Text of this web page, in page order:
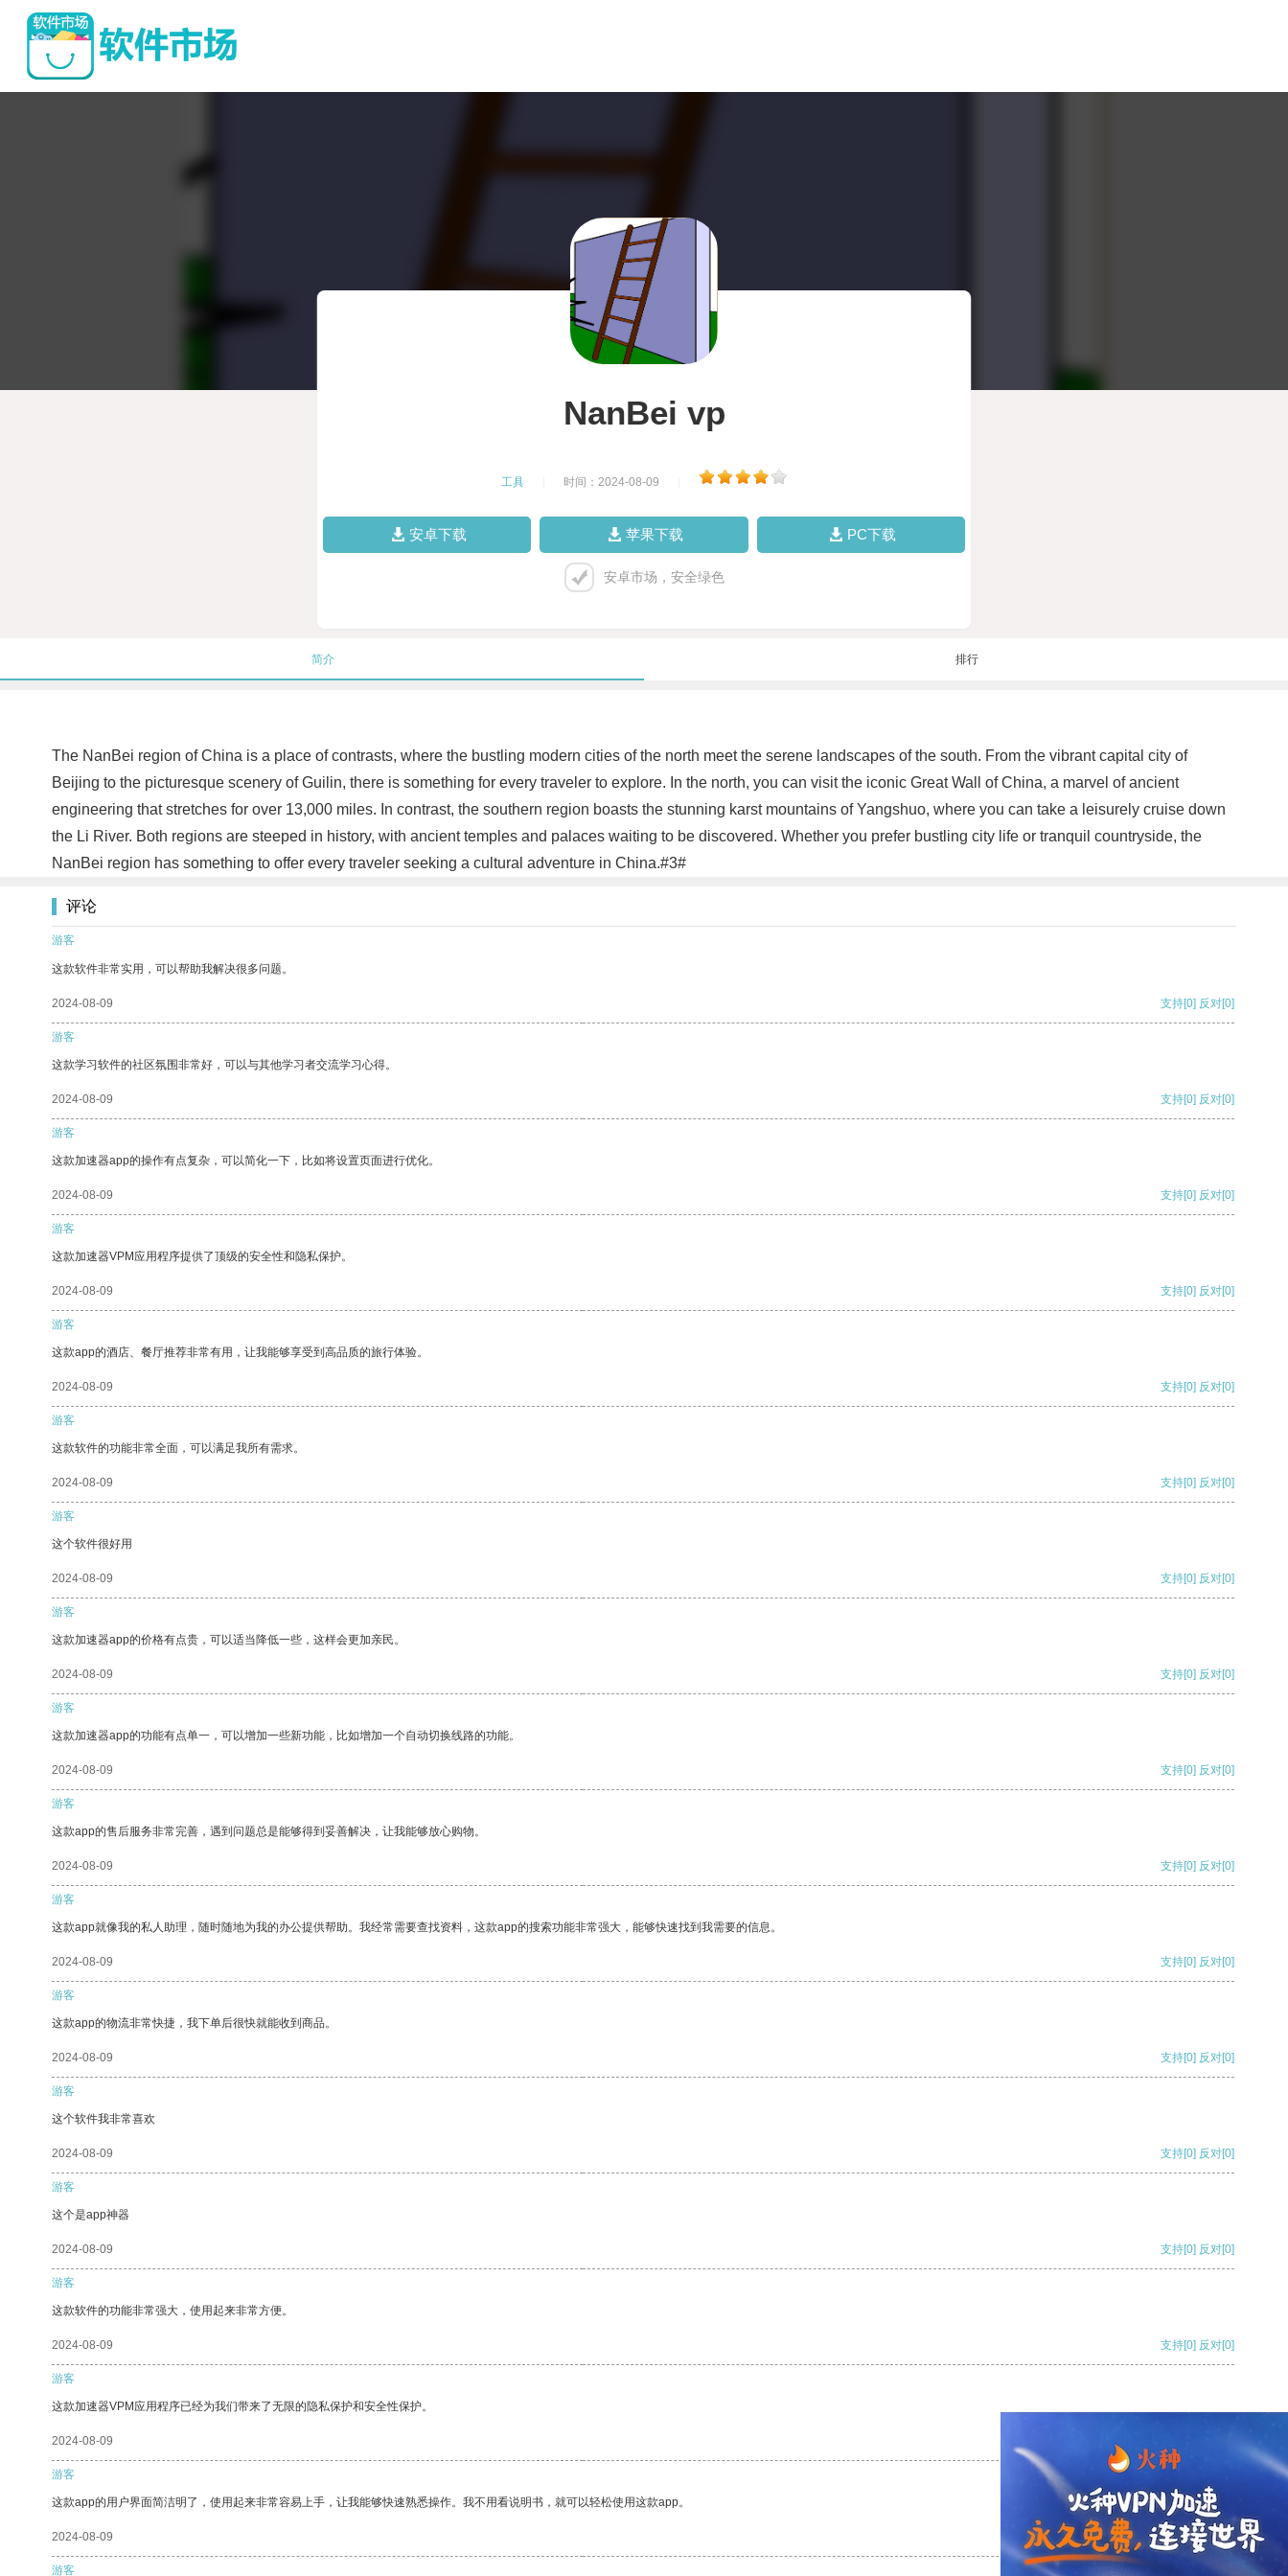
NanBei vp
工具 时间：2024-08-09
安卓下载 苹果下载 PC下载
安卓市场，安全绿色
简介 排行
The NanBei region of China is a place of contrasts, where the bustling modern cities of the north meet the serene landscapes of the south. From the vibrant capital city of
Beijing to the picturesque scenery of Guilin, there is something for every traveler to explore. In the north, you can visit the iconic Great Wall of China, a marvel of ancient
engineering that stretches for over 13,000 miles. In contrast, the southern region boasts the stunning karst mountains of Yangshuo, where you can take a leisurely cruise down
the Li River. Both regions are steeped in history, with ancient temples and palaces waiting to be discovered. Whether you prefer bustling city life or tranquil countryside, the
NanBei region has something to offer every traveler seeking a cultural adventure in China.#3#
评论
游客
这款软件非常实用，可以帮助我解决很多问题。
2024-08-09 支持[0] 反对[0]
游客
这款学习软件的社区氛围非常好，可以与其他学习者交流学习心得。
2024-08-09 支持[0] 反对[0]
游客
这款加速器app的操作有点复杂，可以简化一下，比如将设置页面进行优化。
2024-08-09 支持[0] 反对[0]
游客
这款加速器VPM应用程序提供了顶级的安全性和隐私保护。
2024-08-09 支持[0] 反对[0]
游客
这款app的酒店、餐厅推荐非常有用，让我能够享受到高品质的旅行体验。
2024-08-09 支持[0] 反对[0]
游客
这款软件的功能非常全面，可以满足我所有需求。
2024-08-09 支持[0] 反对[0]
游客
这个软件很好用
2024-08-09 支持[0] 反对[0]
游客
这款加速器app的价格有点贵，可以适当降低一些，这样会更加亲民。
2024-08-09 支持[0] 反对[0]
游客
这款加速器app的功能有点单一，可以增加一些新功能，比如增加一个自动切换线路的功能。
2024-08-09 支持[0] 反对[0]
游客
这款app的售后服务非常完善，遇到问题总是能够得到妥善解决，让我能够放心购物。
2024-08-09 支持[0] 反对[0]
游客
这款app就像我的私人助理，随时随地为我的办公提供帮助。我经常需要查找资料，这款app的搜索功能非常强大，能够快速找到我需要的信息。
2024-08-09 支持[0] 反对[0]
游客
这款app的物流非常快捷，我下单后很快就能收到商品。
2024-08-09 支持[0] 反对[0]
游客
这个软件我非常喜欢
2024-08-09 支持[0] 反对[0]
游客
这个是app神器
2024-08-09 支持[0] 反对[0]
游客
这款软件的功能非常强大，使用起来非常方便。
2024-08-09 支持[0] 反对[0]
游客
这款加速器VPM应用程序已经为我们带来了无限的隐私保护和安全性保护。
2024-08-09
游客
这款app的用户界面简洁明了，使用起来非常容易上手，让我能够快速熟悉操作。我不用看说明书，就可以轻松使用这款app。
2024-08-09 支持 [0] 反对[0]
游客